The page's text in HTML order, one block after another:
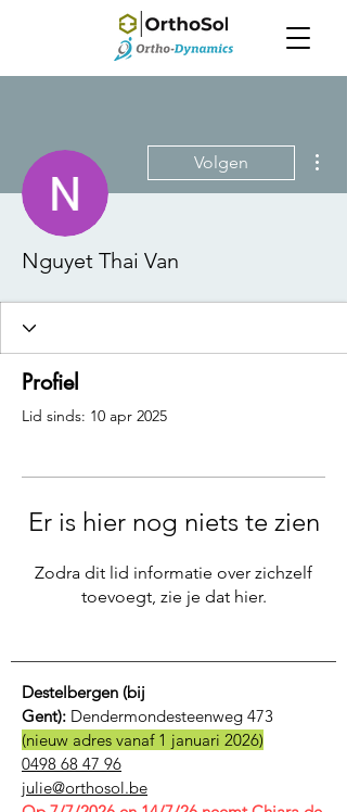
Volgen
Nguyet Thai Van
Profiel
Lid sinds: 10 apr 2025
Er is hier nog niets te zien
Zodra dit lid informatie over zichzelf
toevoegt, zie je dat hier.
Destelbergen (bij
Gent): Dendermondesteenweg 473
(nieuw adres vanaf 1 januari 2026)
0498 68 47 96
julie@orthosol.be